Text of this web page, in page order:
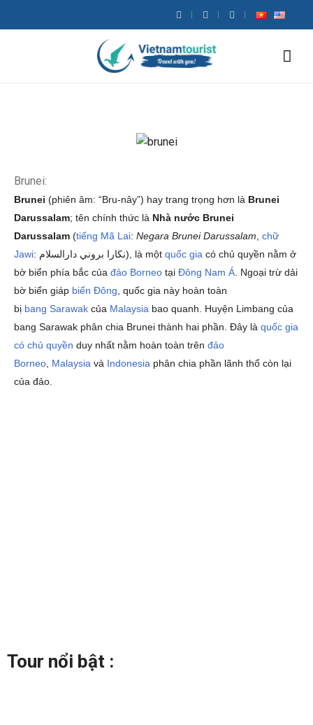
Brunei:
Brunei (phiên âm: “Bru-nây”) hay trang trọng hơn là Brunei
Darussalam; tên chính thức là Nhà nước Brunei
Darussalam (tiếng Mã Lai: Negara Brunei Darussalam chữ
Jawi: نڬارا بروني دارالسلام‎), là một quốc gia có chủ quyền nằm ở
bờ biển phía bắc của đảo Borneo tại Đông Nam Á . Ngoại trừ dải
bờ biển giáp biển Đông , quốc gia này hoàn toàn
bị bang Sarawak của Malaysia bao quanh. Huyện Limbang của
bang Sarawak phân chia Brunei thành hai phần. Đây là quốc gia
có chủ quyền duy nhất nằm hoàn toàn trên đảo
Borneo Malaysia và Indonesia phân chia phần lãnh thổ còn lại
của đảo.
Tour nổi bật :